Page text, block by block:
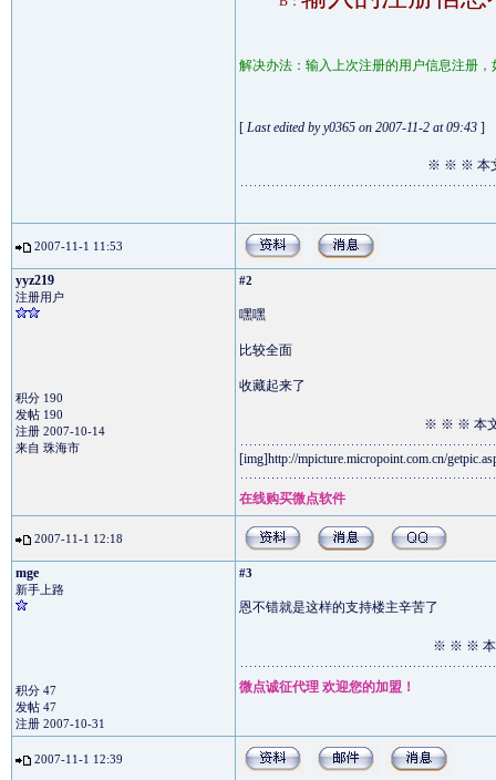
解决办法：输入上次注册的用户信息注册
[ Last edited by y0365 on 2007-11-2 at 09:43 ]
※ ※ ※ 本文
2007-11-1 11:53
yyz219
注册用户
积分 190
发帖 190
注册 2007-10-14
来自 珠海市
#2
嘿嘿
比较全面
收藏起来了
※ ※ ※ 本文
[img]http://mpicture.micropoint.com.cn/
在线购买微点软件
2007-11-1 12:18
mge
新手上路
积分 47
发帖 47
注册 2007-10-31
#3
恩不错就是这样的支持楼主辛苦了
※ ※ ※ 本
微点诚征代理 欢迎您的加盟！
2007-11-1 12:39